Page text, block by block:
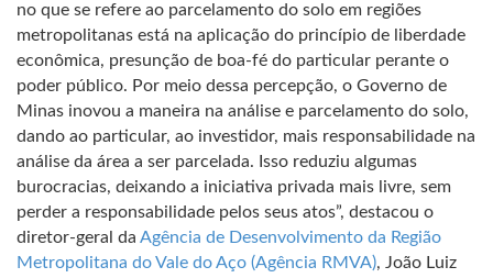
no que se refere ao parcelamento do solo em regiões
metropolitanas está na aplicação do princípio de liberdade
econômica, presunção de boa-fé do particular perante o
poder público. Por meio dessa percepção, o Governo de
Minas inovou a maneira na análise e parcelamento do solo,
dando ao particular, ao investidor, mais responsabilidade na
análise da área a ser parcelada. Isso reduziu algumas
burocracias, deixando a iniciativa privada mais livre, sem
perder a responsabilidade pelos seus atos”, destacou o
diretor-geral da Agência de Desenvolvimento da Região
Metropolitana do Vale do Aço (Agência RMVA), João Luiz